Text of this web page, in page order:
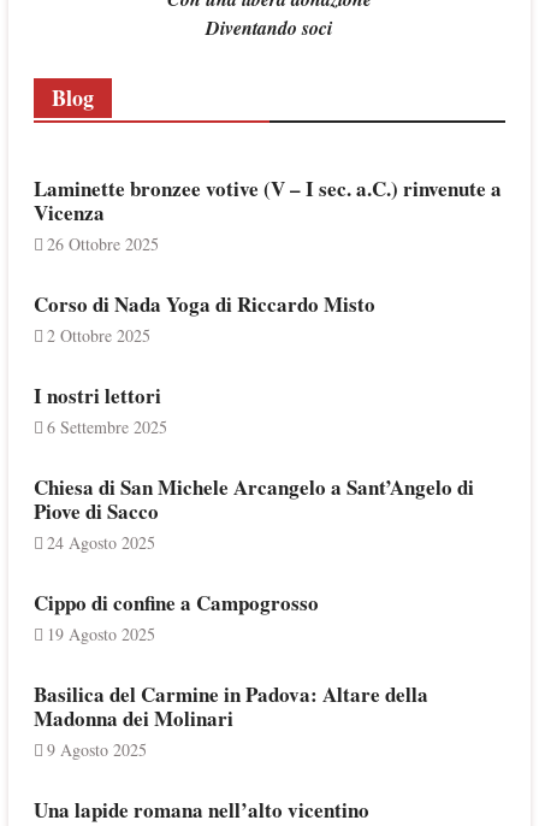
Diventando soci
Blog
Laminette bronzee votive (V – I sec. a.C.) rinvenute a
Vicenza
26 Ottobre 2025
Corso di Nada Yoga di Riccardo Misto
2 Ottobre 2025
I nostri lettori
6 Settembre 2025
Chiesa di San Michele Arcangelo a Sant’Angelo di
Piove di Sacco
24 Agosto 2025
Cippo di confine a Campogrosso
19 Agosto 2025
Basilica del Carmine in Padova: Altare della
Madonna dei Molinari
9 Agosto 2025
Una lapide romana nell’alto vicentino